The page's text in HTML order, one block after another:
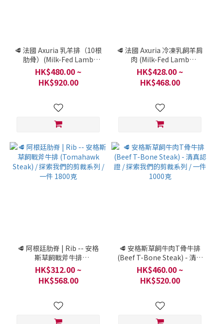
🥩 法國 Axuria 乳羊排（10根
肋骨）(Milk-Fed Lamb
Rack) / 探索我們的剪裁系列
/ 法國比利牛斯-大西洋省 / 一
件 400-500克
HK$480.00 ~
HK$920.00
🥩 法國 Axuria 冷凍乳飼羊肩
肉 (Milk-Fed Lamb
Shoulder) / 探索我們的剪裁
系列 / 法國比利牛斯-大西洋
省 / 一件 500克-1000克
HK$428.00 ~
HK$468.00
🥩 阿根廷肋脊 | Rib -- 安格
斯草飼戰斧牛排
(Tomahawk Steak) / 探索
我們的剪裁系列 / 一件 1800
克
HK$312.00 ~
HK$568.00
🥩 安格斯草飼牛肉T骨牛排
(Beef T-Bone Steak) - 清真
認證 / 探索我們的剪裁系列 /
一件1000克
HK$460.00 ~
HK$520.00